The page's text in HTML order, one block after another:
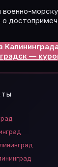
военно-
—